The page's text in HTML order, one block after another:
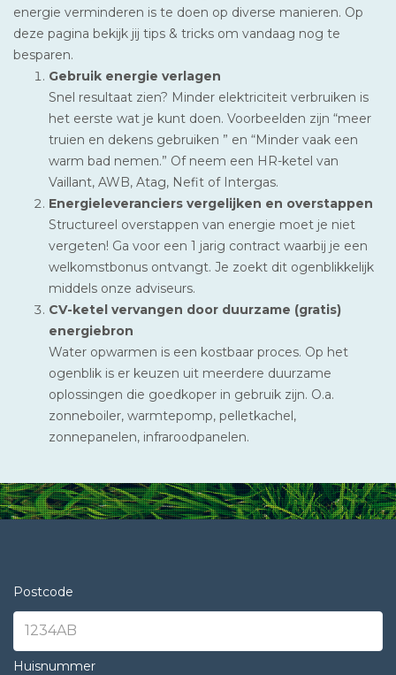
energie verminderen is te doen op diverse manieren. Op
deze pagina bekijk jij tips & tricks om vandaag nog te
besparen.
Gebruik energie verlagen
Snel resultaat zien? Minder elektriciteit verbruiken is
het eerste wat je kunt doen. Voorbeelden zijn “meer
truien en dekens gebruiken ” en “Minder vaak een
warm bad nemen.” Of neem een HR-ketel van
Vaillant, AWB, Atag, Nefit of Intergas.
Energieleveranciers vergelijken en overstappen
Structureel overstappen van energie moet je niet
vergeten! Ga voor een 1 jarig contract waarbij je een
welkomstbonus ontvangt. Je zoekt dit ogenblikkelijk
middels onze adviseurs.
CV-ketel vervangen door duurzame (gratis)
energiebron
Water opwarmen is een kostbaar proces. Op het
ogenblik is er keuzen uit meerdere duurzame
oplossingen die goedkoper in gebruik zijn. O.a.
zonneboiler, warmtepomp, pelletkachel,
zonnepanelen, infraroodpanelen.
Postcode
Huisnummer